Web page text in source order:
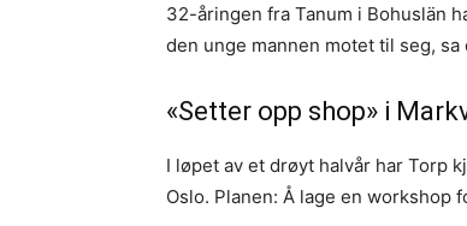
32-åringen fra Tanum i Bohuslän
den unge mannen motet til seg,
«Setter opp shop» i
I løpet av et drøyt halvår har Torp
Oslo. Planen: Å lage en workshop